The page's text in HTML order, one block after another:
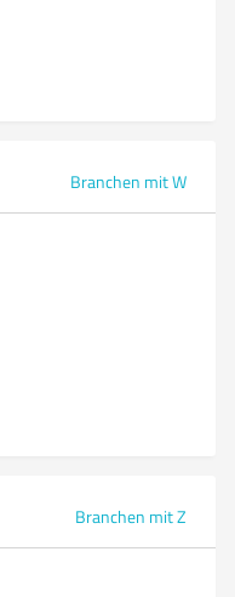
Branchen mit W
Branchen mit Z